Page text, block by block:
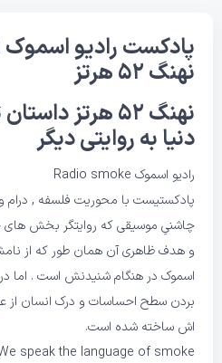
پادکست رادیو اسموک
نهنگ 52 هرتز
نهنگ 52 هرتز
دنیا به روایتی دیگر
رادیو اسموک Radio smoke
پادکستیست با محوریت فلسفه , درام
چاشنیِ موسیقی که روایتگر بخش
و هدف ظاهری آن همان طور که از
اسموک در هنگام شنیدنش است . اما
بردن سطح احساسات و درک انسان
اش ساخته شده است.
speak the language of smoke!